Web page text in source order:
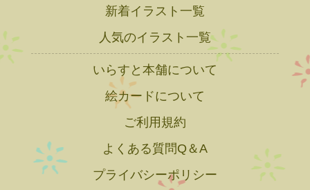
新着イラスト一覧
人気のイラスト一覧
いらすと本舗について
絵カードについて
ご利用規約
よくある質問Q＆A
プライバシーポリシー